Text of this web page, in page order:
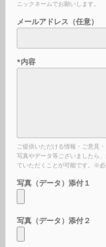
ニックネームでお願いします。
メールアドレス（任意）
*内容
ご提供いただける情報・ご意見
写真やデータ等ございましたら
ていただくことが可能です。※
写真（データ）添付１
写真（データ）添付２